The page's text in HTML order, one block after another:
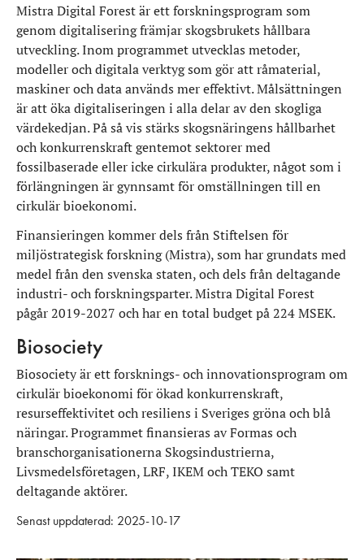
Mistra Digital Forest är ett forskningsprogram som
genom digitalisering främjar skogsbrukets hållbara
utveckling. Inom programmet utvecklas metoder,
modeller och digitala verktyg som gör att råmaterial,
maskiner och data används mer effektivt. Målsättningen
är att öka digitaliseringen i alla delar av den skogliga
värdekedjan. På så vis stärks skogsnäringens hållbarhet
och konkurrenskraft gentemot sektorer med
fossilbaserade eller icke cirkulära produkter, något som i
förlängningen är gynnsamt för omställningen till en
cirkulär bioekonomi.
Finansieringen kommer dels från Stiftelsen för
miljöstrategisk forskning (Mistra), som har grundats med
medel från den svenska staten, och dels från deltagande
industri- och forskningsparter. Mistra Digital Forest
pågår 2019-2027 och har en total budget på 224 MSEK.
Biosociety
Biosociety är ett forsknings- och innovationsprogram om
cirkulär bioekonomi för ökad konkurrenskraft,
resurseffektivitet och resiliens i Sveriges gröna och blå
näringar. Programmet finansieras av Formas och
branschorganisationerna Skogsindustrierna,
Livsmedelsföretagen, LRF, IKEM och TEKO samt
deltagande aktörer.
Senast uppdaterad: 2025-10-17